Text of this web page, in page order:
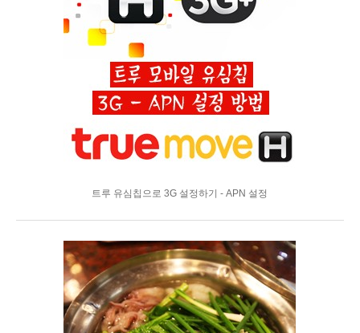
트루 유심칩으로 3G 설정하기 - APN 설정